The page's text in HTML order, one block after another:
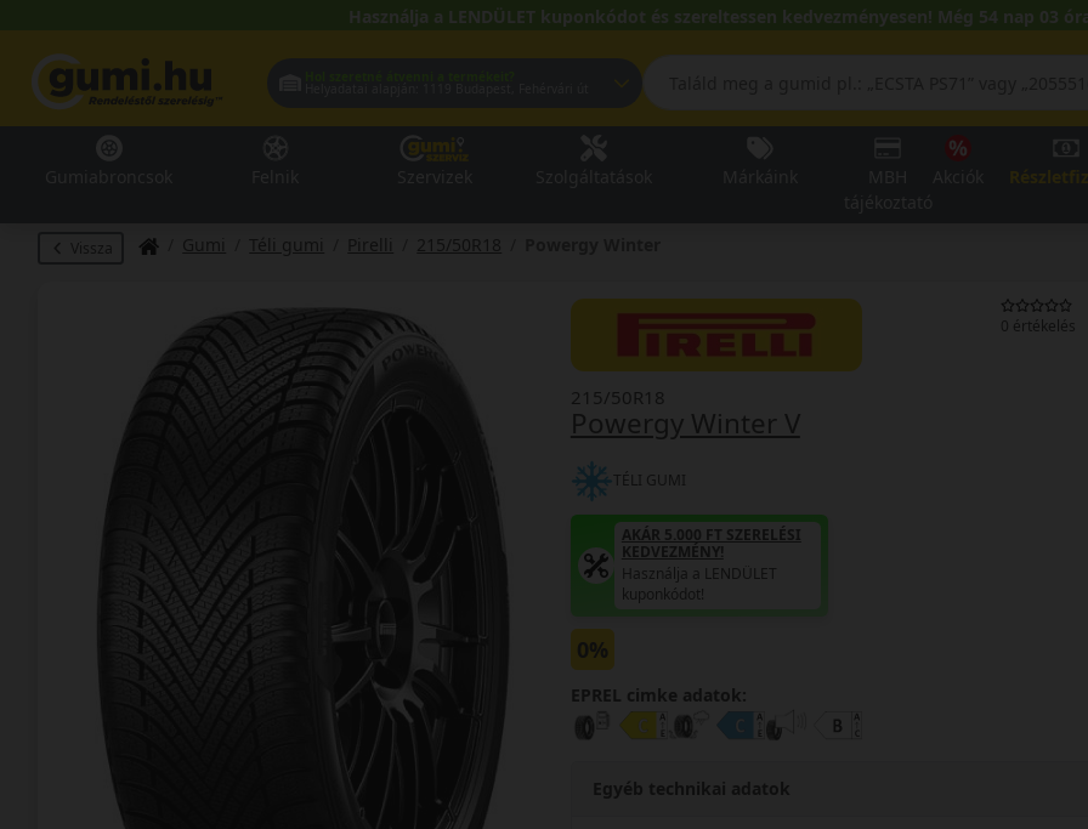
Használja a LENDÜLET kuponkódot és szereltessen kedvezményesen! Még 54 nap 03
Vissza Gumi Téli gumi Pirelli 215/50R18
0 értékelés
Powergy Winter V
215/50R18
TÉLI GUMI
AKÁR 5.000 FT SZERELÉSI
KEDVEZMÉNY!
Használja a LENDÜLET
kuponkódot!
0%
EPREL cimke adatok:
Egyéb technikai adatok